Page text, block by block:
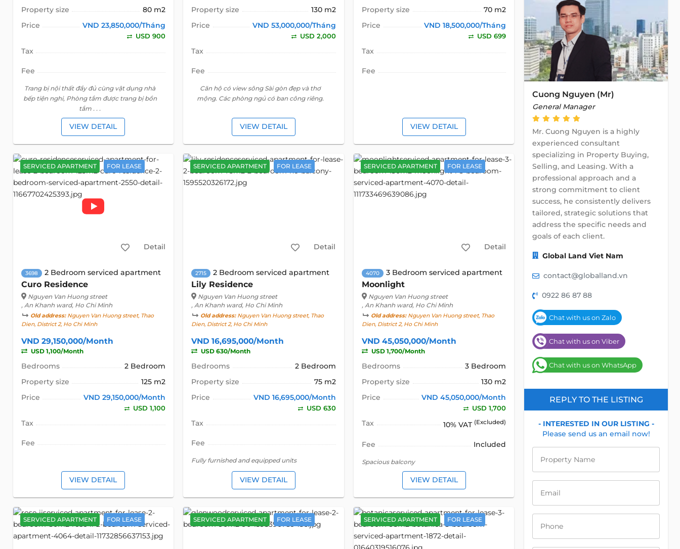
Property size
80 m2
Price
VND 23,850,000/Tháng
USD 900
Tax
Fee
Trang bị nội thất đầy đủ cùng vật dụng nhà
bếp tiện nghi, Phòng tắm được trang bị bồn
tắm . . .
VIEW DETAIL
Property size
130 m2
Price
VND 53,000,000/Tháng
USD 2,000
Tax
Fee
Căn hộ có view sông Sài gòn đẹp và thơ
mộng. Các phòng ngủ có ban công riêng.
VIEW DETAIL
Property size
70 m2
Price
VND 18,500,000/Tháng
USD 699
Tax
Fee
VIEW DETAIL
SERVICED APARTMENT FOR LEASE
Detail
3698 2 Bedroom serviced apartment
Curo Residence
Nguyen Van Huong street
, An Khanh ward, Ho Chi Minh
Old address:Nguyen Van Huong street, Thao
Dien, District 2, Ho Chi Minh
VND 29,150,000/Month
USD 1,100/Month
Bedrooms
2 Bedroom
Property size
125 m2
Price
VND 29,150,000/Month
USD 1,100
Tax
Fee
VIEW DETAIL
SERVICED APARTMENT FOR LEASE
Detail
2715 2 Bedroom serviced apartment
Lily Residence
Nguyen Van Huong street
, An Khanh ward, Ho Chi Minh
Old address:Nguyen Van Huong street, Thao
Dien, District 2, Ho Chi Minh
VND 16,695,000/Month
USD 630/Month
Bedrooms
2 Bedroom
Property size
75 m2
Price
VND 16,695,000/Month
USD 630
Tax
Fee
Fully furnished and equipped units
VIEW DETAIL
SERVICED APARTMENT FOR LEASE
Detail
4070 3 Bedroom serviced apartment
Moonlight
Nguyen Van Huong street
, An Khanh ward, Ho Chi Minh
Old address:Nguyen Van Huong street, Thao
Dien, District 2, Ho Chi Minh
VND 45,050,000/Month
USD 1,700/Month
Bedrooms
3 Bedroom
Property size
130 m2
Price
VND 45,050,000/Month
USD 1,700
Tax 10% VAT (Excluded)
Fee Included
Spacious balcony
VIEW DETAIL
SERVICED APARTMENT FOR LEASE SERVICED APARTMENT FOR LEASE SERVICED APARTMENT FOR LEASE
Cuong Nguyen (Mr)
General Manager
Mr. Cuong Nguyen is a highly
experienced consultant
specializing in Property Buying,
Selling, and Leasing. With a
professional approach and a
strong commitment to client
success, he consistently delivers
tailored, strategic solutions that
address the specific needs and
goals of each client.
Global Land Viet Nam
contact@globalland.vn
0922 86 87 88
Chat with us on Zalo
Chat with us on Viber
Chat with us on WhatsApp
REPLY TO THE LISTING
- INTERESTED IN OUR LISTING -
Please send us an email now!
Property Name
Email
Phone